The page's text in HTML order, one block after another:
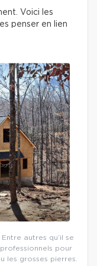
Voici les
penser en lien
autres qu’il se
pour
les grosses pierres.